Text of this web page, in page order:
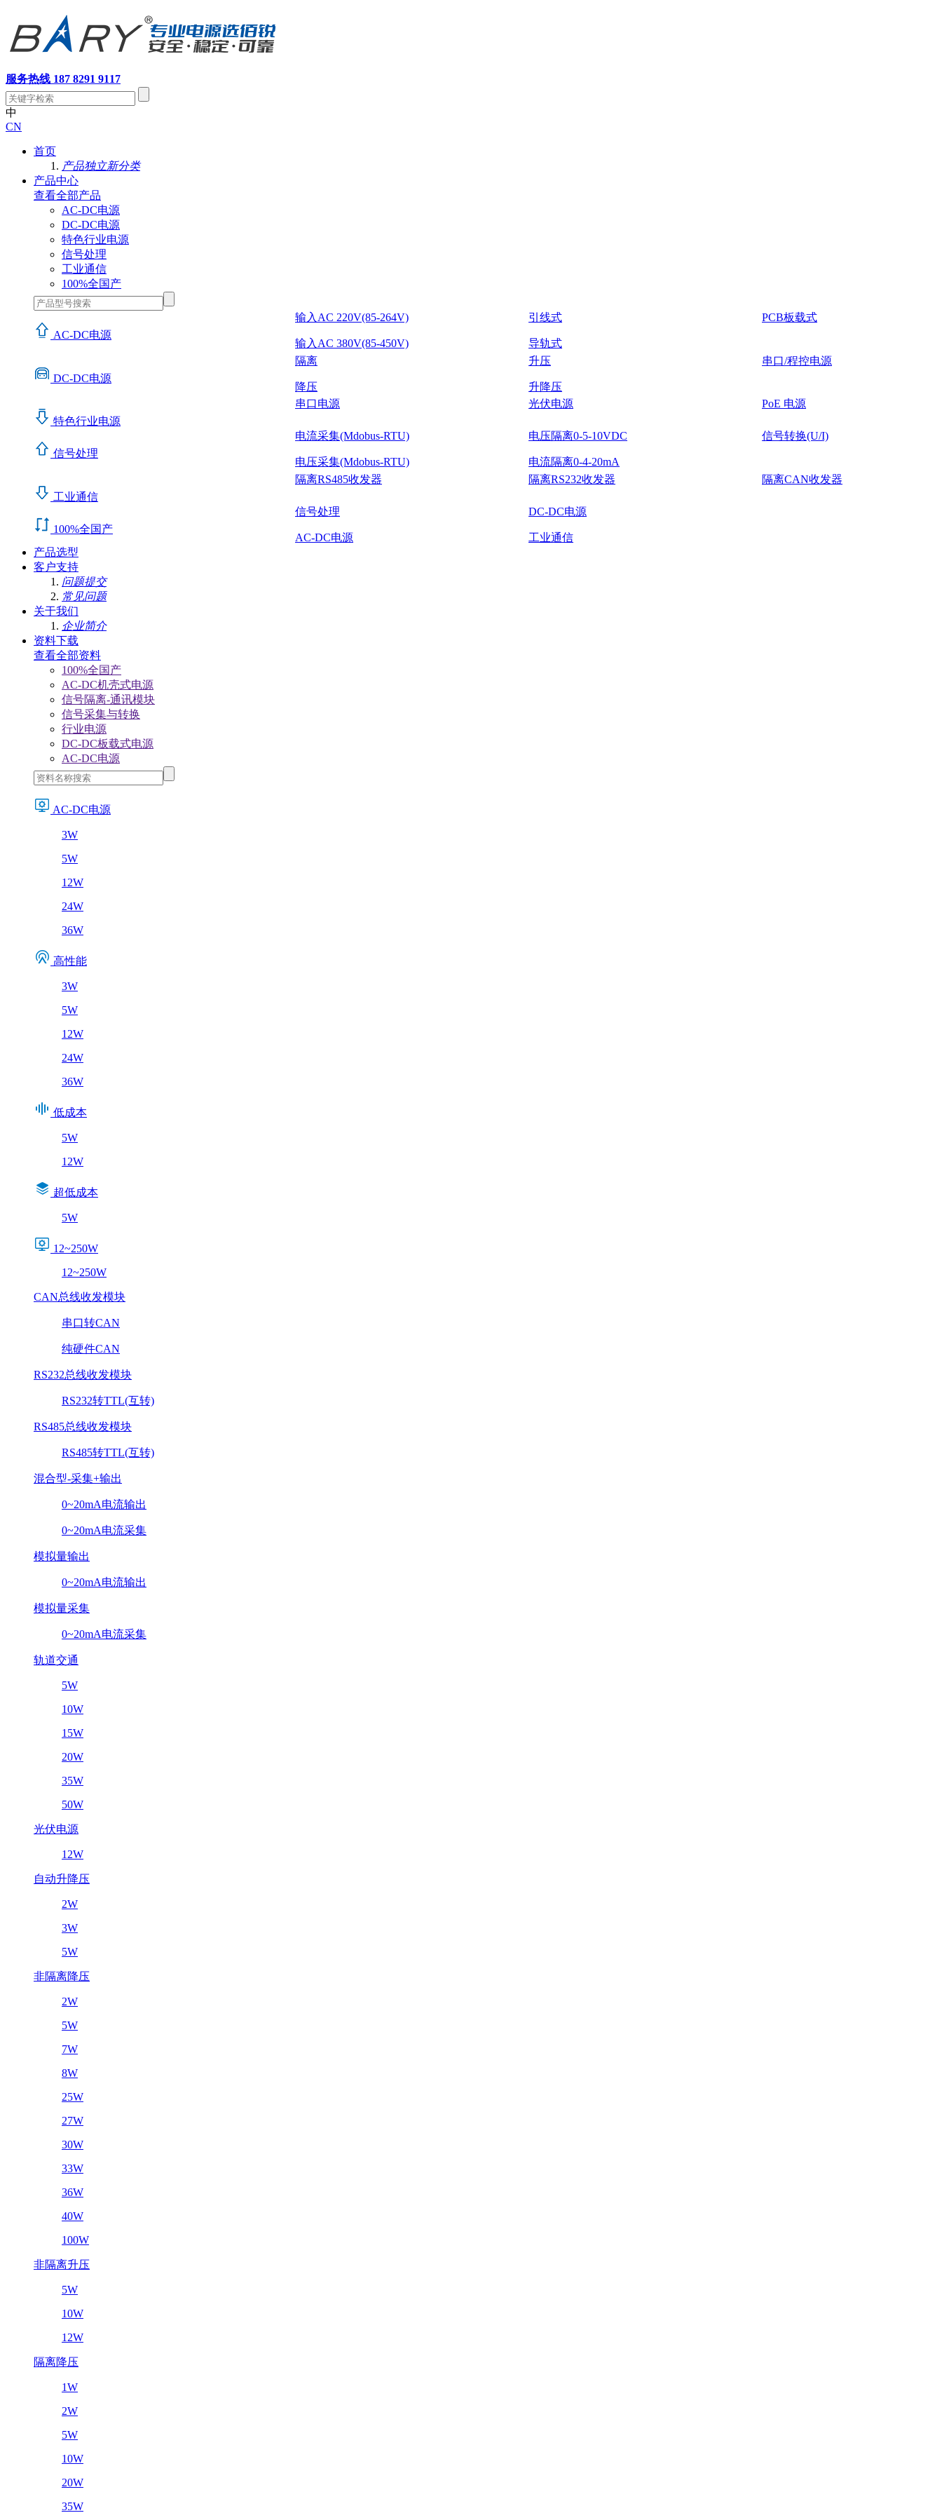
服务热线 187 8291 9117
中
CN
首页
产品独立新分类
产品中心
查看全部产品
AC-DC电源
DC-DC电源
特色行业电源
信号处理
工业通信
100%全国产
AC-DC电源
输入AC 220V(85-264V)
输入AC 380V(85-450V)
引线式
导轨式
PCB板载式
DC-DC电源
隔离
降压
升压
升降压
串口/程控电源
特色行业电源
串口电源 光伏电源 PoE 电源
信号处理
电流采集(Mdobus-RTU)
电压采集(Mdobus-RTU)
电压隔离0-5-10VDC
电流隔离0-4-20mA
信号转换(U/I)
工业通信
隔离RS485收发器 隔离RS232收发器 隔离CAN收发器
100%全国产
信号处理
AC-DC电源
DC-DC电源
工业通信
产品选型
客户支持
问题提交
常见问题
关于我们
企业简介
资料下载
查看全部资料
100%全国产
AC-DC机壳式电源
信号隔离-通讯模块
信号采集与转换
行业电源
DC-DC板载式电源
AC-DC电源
AC-DC电源
3W
5W
12W
24W
36W
高性能
3W
5W
12W
24W
36W
低成本
5W
12W
超低成本
5W
12~250W
12~250W
CAN总线收发模块
串口转CAN
纯硬件CAN
RS232总线收发模块
RS232转TTL(互转)
RS485总线收发模块
RS485转TTL(互转)
混合型-采集+输出
0~20mA电流输出
0~20mA电流采集
模拟量输出
0~20mA电流输出
模拟量采集
0~20mA电流采集
轨道交通
5W
10W
15W
20W
35W
50W
光伏电源
12W
自动升降压
2W
3W
5W
非隔离降压
2W
5W
7W
8W
25W
27W
30W
33W
36W
40W
100W
非隔离升压
5W
10W
12W
隔离降压
1W
2W
5W
10W
20W
35W